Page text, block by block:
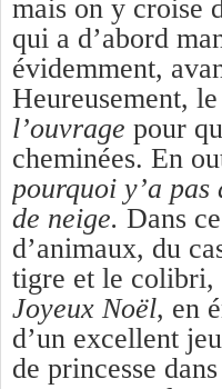
mais on y croise
qui a d’abord
évidemment,
Heureusement,
l’ouvrage pour
cheminées. En
pourquoi y’a pas
de neige. Dans
d’animaux, du
tigre et le colibri,
Joyeux Noël, en
d’un excellent
de princesse